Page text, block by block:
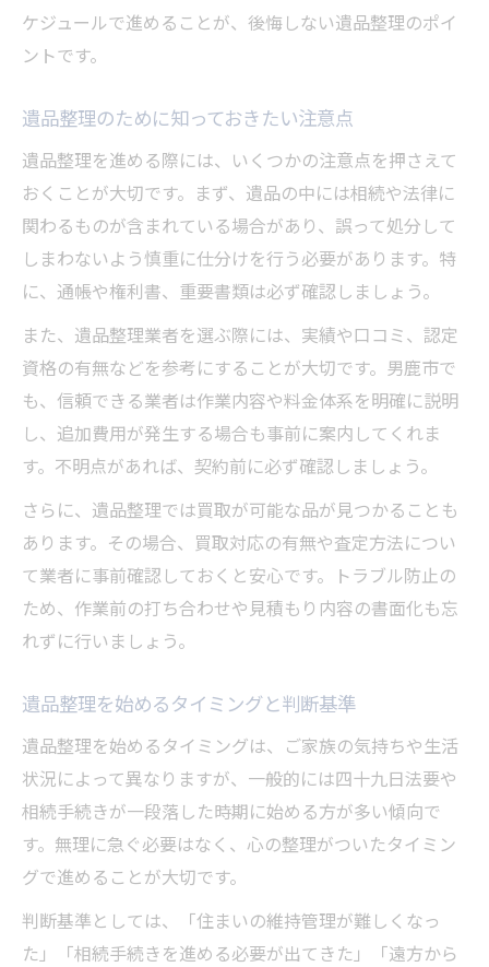
ケジュールで進めることが、後悔しない遺品整理のポイ
ントです。
遺品整理のために知っておきたい注意点
遺品整理を進める際には、いくつかの注意点を押さえて
おくことが大切です。まず、遺品の中には相続や法律に
関わるものが含まれている場合があり、誤って処分して
しまわないよう慎重に仕分けを行う必要があります。特
に、通帳や権利書、重要書類は必ず確認しましょう。
また、遺品整理業者を選ぶ際には、実績や口コミ、認定
資格の有無などを参考にすることが大切です。男鹿市で
も、信頼できる業者は作業内容や料金体系を明確に説明
し、追加費用が発生する場合も事前に案内してくれま
す。不明点があれば、契約前に必ず確認しましょう。
さらに、遺品整理では買取が可能な品が見つかることも
あります。その場合、買取対応の有無や査定方法につい
て業者に事前確認しておくと安心です。トラブル防止の
ため、作業前の打ち合わせや見積もり内容の書面化も忘
れずに行いましょう。
遺品整理を始めるタイミングと判断基準
遺品整理を始めるタイミングは、ご家族の気持ちや生活
状況によって異なりますが、一般的には四十九日法要や
相続手続きが一段落した時期に始める方が多い傾向で
す。無理に急ぐ必要はなく、心の整理がついたタイミン
グで進めることが大切です。
判断基準としては、「住まいの維持管理が難しくなっ
た」「相続手続きを進める必要が出てきた」「遠方から